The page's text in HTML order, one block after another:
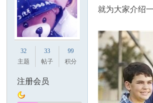
国
32
主题
33
帖子
99
积分
注册会员
就为大家介绍